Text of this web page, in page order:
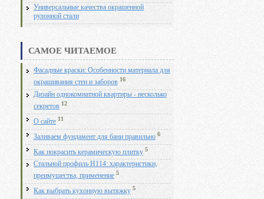
Универсальные качества окрашенной
рулонной стали
САМОЕ ЧИТАЕМОЕ
Фасадные краски: Особенности материала для
окрашивания стен и заборов 16
Дизайн однокомнатной квартиры - несколько
секретов 12
О сайте 11
Заливаем фундамент для бани правильно 6
Как покрасить керамическую плитку 5
Стальной профиль Н114: характеристики,
преимущества, применение 5
Как выбрать кухонную вытяжку 5